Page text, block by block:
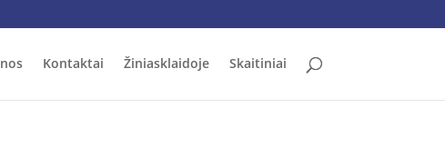
Kontaktai Žiniasklaidoje Skaitiniai